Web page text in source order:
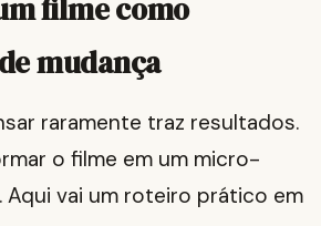
filme como
mudança
raramente traz resultados.
o filme em um micro-
vai um roteiro prático em